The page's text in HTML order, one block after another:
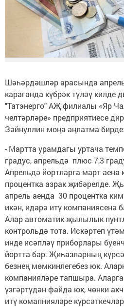
Шәһәрдәшләр арасында
караганда күбрәк түләү килде
"Татэнерго" АҖ филиалы «Яр
челтәрләре» предприятиесе
Зәйнуллин моңа аңлатма бирде:
- Мартта урамдагы уртача
градус, апрельдә плюс 7,3
Апрельдә йортларга март
процентка азрак җибәрелде.
апрель аенда 30 процентка
икән, идарә итү компаниясенә
Алар автоматик җылылык
контрольдә тота. Искәртеп
инде исәпләү приборлары
йортта бар. Җиһазларның
безнең мөмкинлегебез юк.
компанияләре тапшыра.
үзгәртүдән файда юк, чөнки
итү комапнияләре